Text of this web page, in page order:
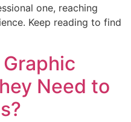
one, reaching
Keep reading to find
Need to